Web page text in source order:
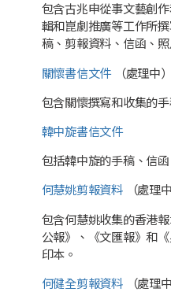
包含古兆申從事文藝創
輯和崑劇推廣等工作所
稿、剪報資料、信函、
關懷書信文件（處理中）
包含關懷撰寫和收集的
韓中旋書信文件
包括韓中旋的手稿、信函
何慧姚剪報資料（處理中
包含何慧姚收集的香港
公報》、《文匯報》和
印本。
何健全剪報資料（處理中